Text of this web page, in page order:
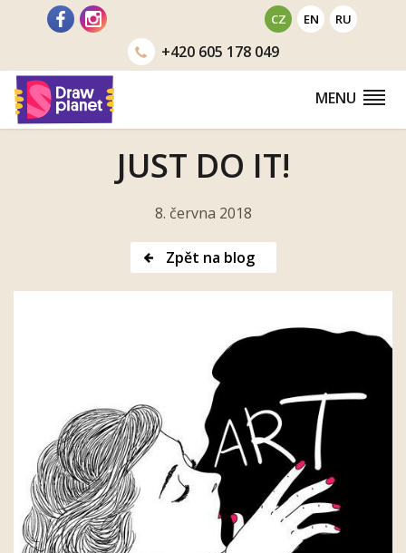
CZ EN RU
+420605 178 049
MENU
JUST DO IT!
8. června 2018
Zpět na blog